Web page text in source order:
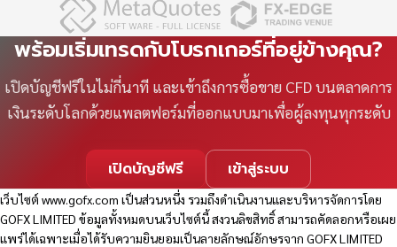
พร้อมเริ่มเทรดกับโบรกเกอร์ที่อยู่ข้างคุณ?
เปิดบัญชีฟรีในไม่กี่นาที และเข้าถึงการซื้อขาย CFD บนตลาดการ
เงินระดับโลกด้วยแพลตฟอร์มที่ออกแบบมาเพื่อผู้ลงทุนทุกระดับ
เปิดบัญชีฟรี เข้าสู่ระบบ
เว็บไซต์www.gofx.com เป็นส่วนหนึ่ง รวมถึงดำเนินงานและบริหารจัดการโดย
GOFX LIMITED ข้อมูลทั้งหมดบนเว็บไซต์นี้ สงวนลิขสิทธิ์ สามารถคัดลอกหรือเผย
แพร่ได้เฉพาะเมื่อได้รับความยินยอมเป็นลายลักษณ์อักษรจาก GOFX LIMITED